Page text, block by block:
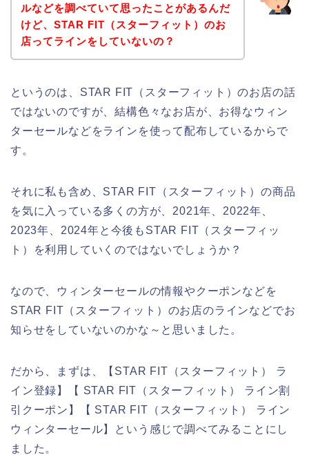
ルなどを調べていて思ったことがあるんだ
けど、STAR FIT（スターフィット）のお
店ってラインをしていないの？
というのは、STAR FIT（スターフィット）のお店の話
ではないのですが、結構色々なお店が、お得なウィン
ターセールなどをラインを使って配布しているからで
す。
それに私も含め、STAR FIT（スターフィット）の商品
を気に入っている多くの方が、2021年、2022年、
2023年、2024年と今後もSTAR FIT（スターフィッ
ト）を利用していくのではないでしょうか？
なので、ウィンターセールの情報やクーポンなどを
STAR FIT（スターフィット）のお店のラインなどでお
知らせをしていないのかな～と思いました。
だから、まずは、【STAR FIT（スターフィット） ラ
イン登録】【 STAR FIT（スターフィット） ライン割
引クーポン】【 STAR FIT（スターフィット） ライン
ウィンターセール】という感じで調べてみることにし
ました。